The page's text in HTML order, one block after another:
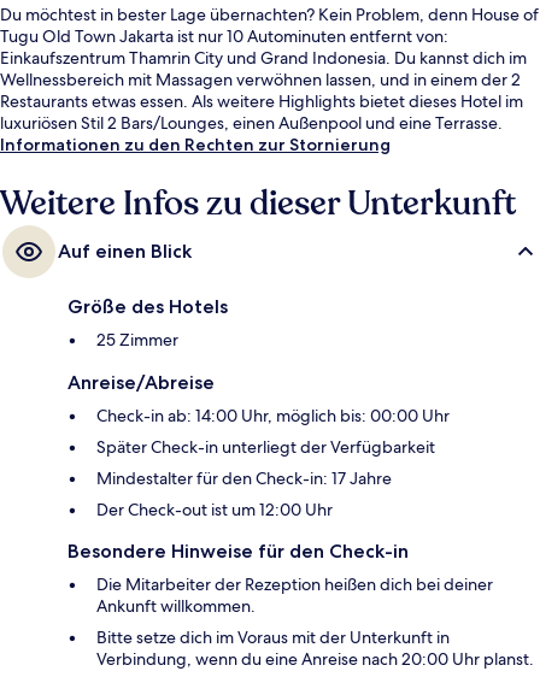
Du möchtest in bester Lage übernachten? Kein Problem, denn House of
Tugu Old Town Jakarta ist nur 10 Autominuten entfernt von:
Einkaufszentrum Thamrin City und Grand Indonesia. Du kannst dich im
Wellnessbereich mit Massagen verwöhnen lassen, und in einem der 2
Restaurants etwas essen. Als weitere Highlights bietet dieses Hotel im
luxuriösen Stil 2 Bars/Lounges, einen Außenpool und eine Terrasse.
Informationen zu den Rechten zur Stornierung
Weitere Infos zu dieser Unterkunft
Auf einen Blick
Größe des Hotels
25 Zimmer
Anreise/Abreise
Check-in ab: 14:00 Uhr, möglich bis: 00:00 Uhr
Später Check-in unterliegt der Verfügbarkeit
Mindestalter für den Check-in: 17 Jahre
Der Check-out ist um 12:00 Uhr
Besondere Hinweise für den Check-in
Die Mitarbeiter der Rezeption heißen dich bei deiner
Ankunft willkommen.
Bitte setze dich im Voraus mit der Unterkunft in
Verbindung, wenn du eine Anreise nach 20:00 Uhr planst.